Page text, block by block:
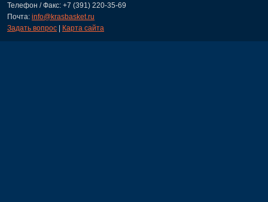
Телефон / Факс: +7 (391) 220-35-69
Почта: info@krasbasket.ru
Задать вопрос
Карта сайта